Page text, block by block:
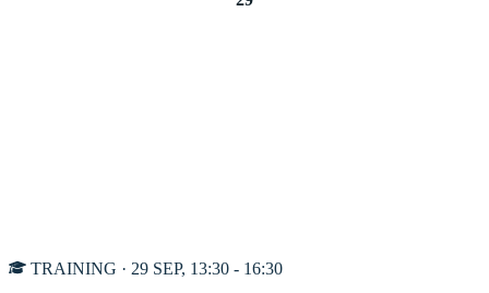
TRAINING · 29 SEP, 13:30 - 16:30